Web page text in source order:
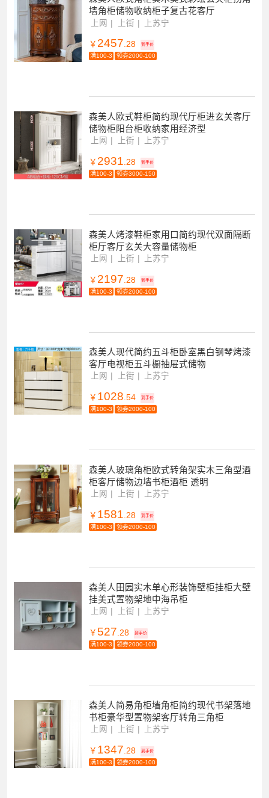
墙角柜储物收纳柜子复古花客厅
上网 上街 上苏宁
￥ 2457.28 到手价
满100-3 领券2000-100
森美人欧式鞋柜简约现代厅柜进玄关客厅
储物柜阳台柜收纳家用经济型
上网 上街 上苏宁
￥ 2931.28 到手价
满100-3 领券3000-150
森美人烤漆鞋柜家用口简约现代双面隔断
柜厅客厅玄关大容量储物柜
上网 上街 上苏宁
￥ 2197 .28 到手价
满100-3 领券2000-100
森美人现代简约五斗柜卧室黑白钢琴烤漆
客厅电视柜五斗橱抽屉式储物
上网 上街 上苏宁
￥ 1028.54 到手价
满100-3 领券2000-100
森美人玻璃角柜欧式转角架实木三角型酒
柜客厅储物边墙书柜酒柜 透明
上网 上街 上苏宁
￥ 1581 .28 到手价
满100-3 领券2000-100
森美人田园实木单心形装饰壁柜挂柜大壁
挂美式置物架地中海吊柜
上网 上街 上苏宁
￥ 527.28 到手价
满100-3 领券2000-100
森美人简易角柜墙角柜简约现代书架落地
书柜豪华型置物架客厅转角三角柜
上网 上街 上苏宁
￥ 1347 .28 到手价
满100-3 领券2000-100